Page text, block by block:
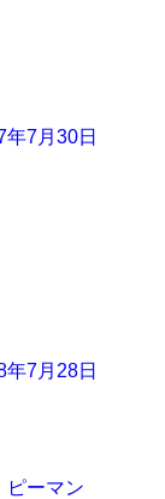
7月30日
7月28日
ピーマン